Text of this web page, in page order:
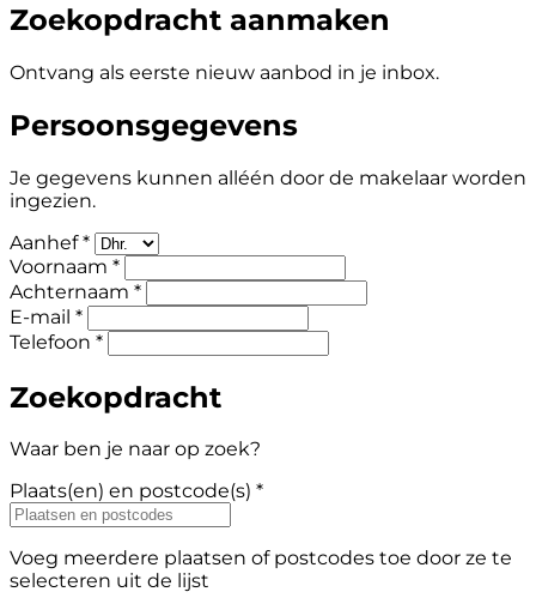
Zoekopdracht aanmaken
Ontvang als eerste nieuw aanbod in je inbox.
Persoonsgegevens
Je gegevens kunnen alléén door de makelaar worden
ingezien.
Aanhef *
Voornaam *
Achternaam *
E-mail *
Telefoon *
Zoekopdracht
Waar ben je naar op zoek?
Plaats(en) en postcode(s) *
Voeg meerdere plaatsen of postcodes toe door ze te
selecteren uit de lijst